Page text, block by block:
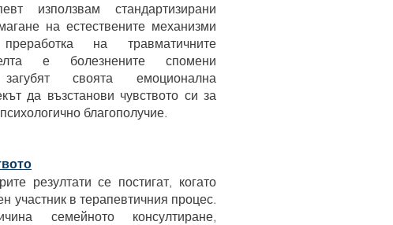
използвам стандартизирани
на естествените механизми
на травматичните
е болезнените спомени
своята емоционална
да възстанови чувството си за
благополучие.
резултати се постигат, когато
участник в терапевтичния процес.
семейното консултиране,